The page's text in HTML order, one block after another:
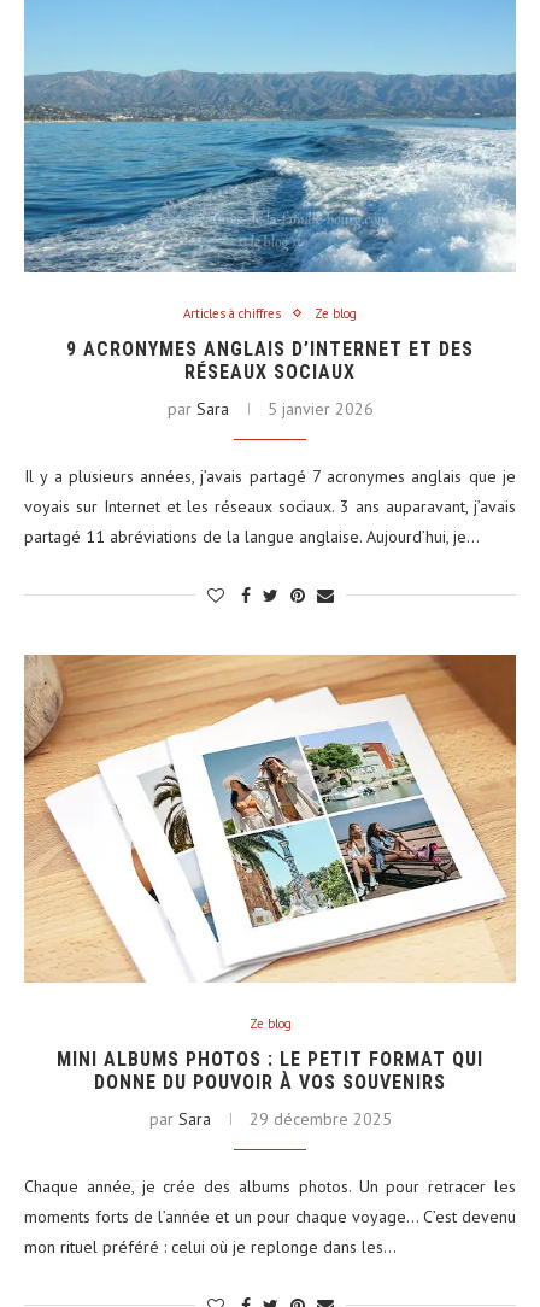
Articles à chiffres Ze blog
9 ACRONYMES ANGLAIS D’INTERNET ET DES
RÉSEAUX SOCIAUX
par Sara 5 janvier 2026
Il y a plusieurs années, j’avais partagé 7 acronymes anglais que je
voyais sur Internet et les réseaux sociaux. 3 ans auparavant, j’avais
partagé 11 abréviations de la langue anglaise. Aujourd’hui, je…
Ze blog
MINI ALBUMS PHOTOS : LE PETIT FORMAT QUI
DONNE DU POUVOIR À VOS SOUVENIRS
par Sara 29 décembre 2025
Chaque année, je crée des albums photos. Un pour retracer les
moments forts de l’année et un pour chaque voyage… C’est devenu
mon rituel préféré : celui où je replonge dans les…